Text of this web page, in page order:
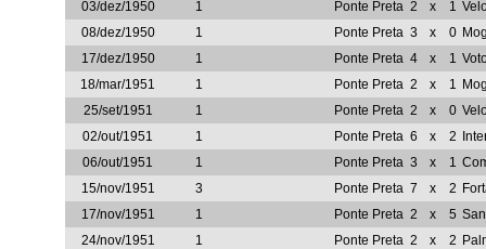
03/dez/1950
1 Ponte Preta 2 x 1
08/dez/1950
1 Ponte Preta 3 x 0
17/dez/1950
1 Ponte Preta 4 x 1
18/mar/1951
1 Ponte Preta 2 x 1
25/set/1951
1 Ponte Preta 2 x 0
02/out/1951
1 Ponte Preta 6 x 2
06/out/1951
1 Ponte Preta 3 x 1
15/nov/1951
3 Ponte Preta 7 x 2
17/nov/1951
1 Ponte Preta 2 x 5
24/nov/1951
1 Ponte Preta 2 x 2